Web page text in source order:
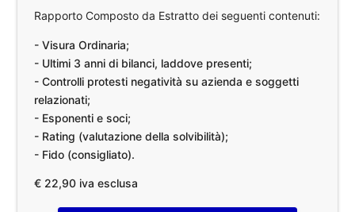
Rapporto Composto da Estratto dei seguenti contenuti:
- Visura Ordinaria;
- Ultimi 3 anni di bilanci, laddove presenti;
- Controlli protesti negatività su azienda e soggetti
relazionati;
- Esponenti e soci;
- Rating (valutazione della solvibilità);
- Fido (consigliato).
€ 22,90 iva esclusa